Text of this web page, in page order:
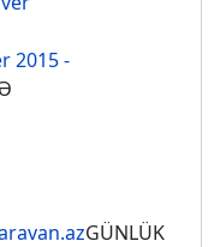
2015 -
GÜNLÜK